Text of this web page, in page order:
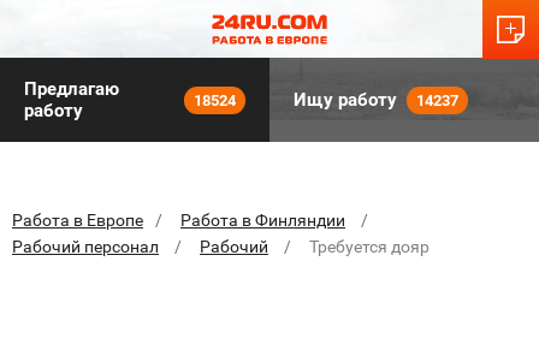
Предлагаю
работу
18524 Ищу работу 14237
Работа в Европе
Работа в Финляндии
Рабочий персонал
Рабочий Требуется дояр